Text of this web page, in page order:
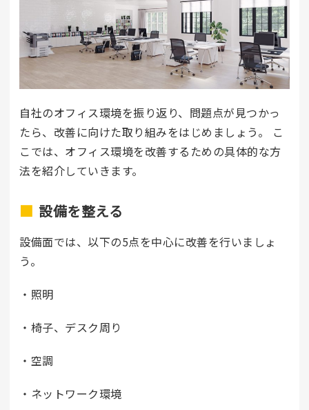
自社のオフィス環境を振り返り、問題点が見つかっ
たら、改善に向けた取り組みをはじめましょう。 こ
こでは、オフィス環境を改善するための具体的な方
法を紹介していきます。
設備を整える
設備面では、以下の5点を中心に改善を行いましょ
う。
・照明
・椅子、デスク周り
・空調
・ネットワーク環境